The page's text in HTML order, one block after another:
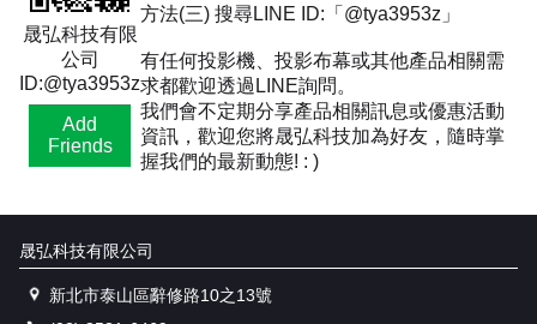
晟弘科技有限
公司
ID:@tya3953z
Add
Friends
方法(三) 搜尋LINE ID:「@tya3953z」
有任何投影機、投影布幕或其他產品相關需
求都歡迎透過LINE詢問。
我們會不定期分享產品相關訊息或優惠活動
資訊，歡迎您將晟弘科技加為好友，隨時掌
握我們的最新動態! : )
晟弘科技有限公司
新北市泰山區辭修路10之13號